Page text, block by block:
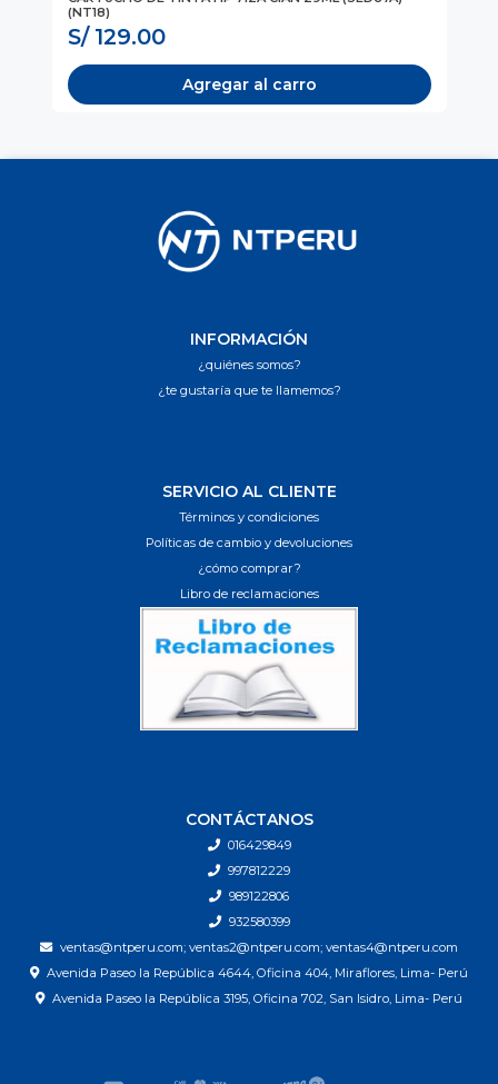
(NT18)
S/ 129.00
Agregar al carro
INFORMACIÓN
¿quiénes somos?
¿te gustaría que te llamemos?
SERVICIO AL CLIENTE
Términos y condiciones
Políticas de cambio y devoluciones
¿cómo comprar?
Libro de reclamaciones
CONTÁCTANOS
016429849
997812229
989122806
932580399
ventas@ntperu.com; ventas2@ntperu.com; ventas4@ntperu.com
Avenida Paseo la República 4644, Oficina 404, Miraflores, Lima- Perú
Avenida Paseo la República 3195, Oficina 702, San Isidro, Lima- Perú